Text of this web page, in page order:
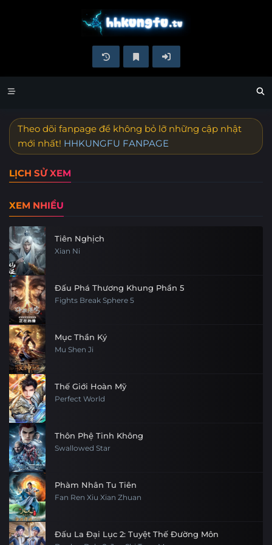
Theo dõi fanpage để không bỏ lỡ những cập nhật
mới nhất! HHKUNGFU FANPAGE
LỊCH SỬ XEM
XEM NHIỀU
Tiên Nghịch
Xian Ni
Đấu Phá Thương Khung Phần 5
Fights Break Sphere 5
Mục Thần Ký
Mu Shen Ji
Thế Giới Hoàn Mỹ
Perfect World
Thôn Phệ Tinh Không
Swallowed Star
Phàm Nhân Tu Tiên
Fan Ren Xiu Xian Zhuan
Đấu La Đại Lục 2: Tuyệt Thế Đường Môn